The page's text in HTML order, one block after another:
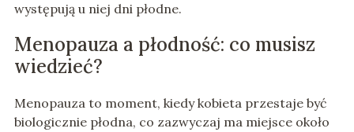
występują u niej dni płodne.
Menopauza a płodność: co musisz
wiedzieć?
Menopauza to moment, kiedy kobieta przestaje być
biologicznie płodna, co zazwyczaj ma miejsce około